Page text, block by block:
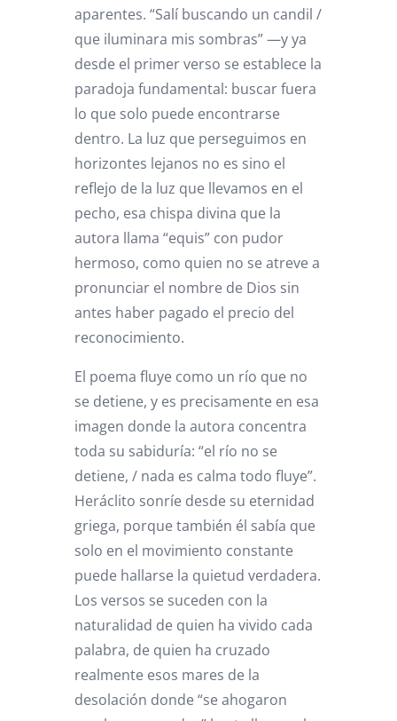
aparentes. “Salí buscando un candil /
que iluminara mis sombras” —y ya
desde el primer verso se establece la
paradoja fundamental: buscar fuera
lo que solo puede encontrarse
dentro. La luz que perseguimos en
horizontes lejanos no es sino el
reflejo de la luz que llevamos en el
pecho, esa chispa divina que la
autora llama “equis” con pudor
hermoso, como quien no se atreve a
pronunciar el nombre de Dios sin
antes haber pagado el precio del
reconocimiento.
El poema fluye como un río que no
se detiene, y es precisamente en esa
imagen donde la autora concentra
toda su sabiduría: “el río no se
detiene, / nada es calma todo fluye”.
Heráclito sonríe desde su eternidad
griega, porque también él sabía que
solo en el movimiento constante
puede hallarse la quietud verdadera.
Los versos se suceden con la
naturalidad de quien ha vivido cada
palabra, de quien ha cruzado
realmente esos mares de la
desolación donde “se ahogaron